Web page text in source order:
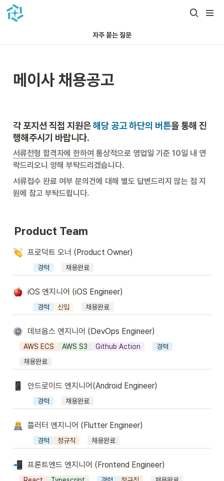
자주 묻는 질문
메이사 채용공고
각 포지션 직접 지원은 해당 공고 하단의 버튼을 통해 진
행해주시기 바랍니다.
서류전형 합격자에 한하여 통상적으로 영업일 기준 10일 내 연
락드리오니 양해 부탁드리겠습니다.
서류접수 완료 여부 문의건에 대해 별도 답변드리지 않는 점 지
원에 참고 부탁드립니다.
Product Team
프로덕트 오너 (Product Owner)
경력 채용완료
iOS 엔지니어 (iOS Engineer)
경력 신입 채용완료
데브옵스 엔지니어 (DevOps Engineer)
AWS ECS AWS S3 Github Action
경력
채용완료
안드로이드 엔지니어(Android Engineer)
경력 채용완료
플러터 엔지니어 (Flutter Engineer)
경력 정규직 채용완료
프론트엔드 엔지니어 (Frontend Engineer)